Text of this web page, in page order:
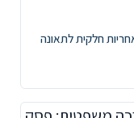
חלקית לתאונה